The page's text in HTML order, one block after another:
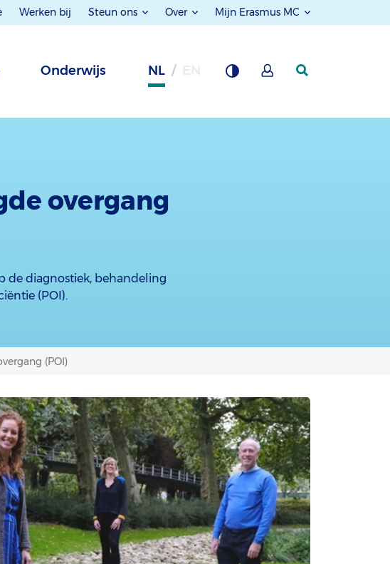
Werken bij Steun ons Over Mijn Erasmus MC
Onderwijs NL
overgang
de diagnostiek, behandeling
(POI).
(POI)